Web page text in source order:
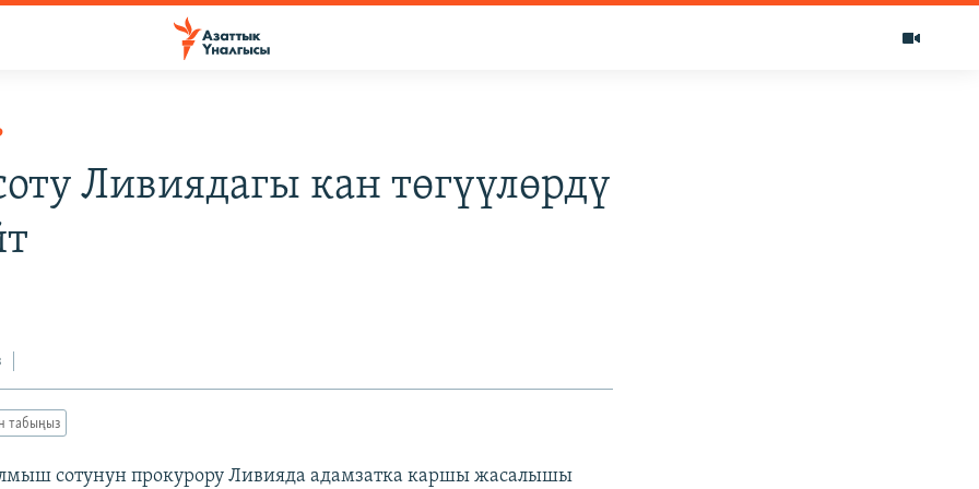
Ливиядагы кан төгүүлөрдү
табыңыз
сотунун прокурору Ливияда адамзатка каршы жасалышы